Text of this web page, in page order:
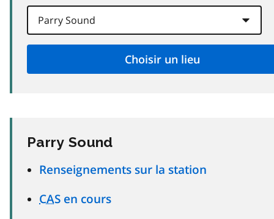
Parry Sound
Renseignements sur la station
CAS en cours